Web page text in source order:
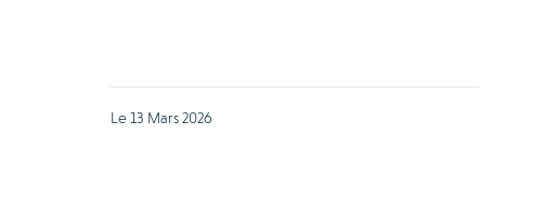
Le 13 Mars 2026